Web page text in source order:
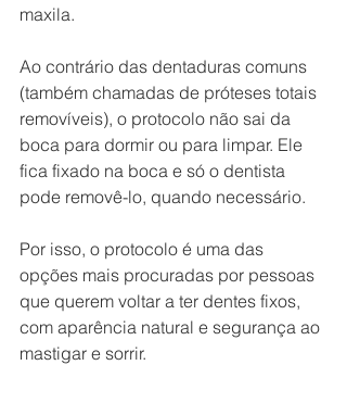
maxila.
Ao contrário das dentaduras comuns
(também chamadas de próteses totais
removíveis), o protocolo não sai da
boca para dormir ou para limpar. Ele
fica fixado na boca e só o dentista
pode removê-lo, quando necessário.
Por isso, o protocolo é uma das
opções mais procuradas por pessoas
que querem voltar a ter dentes fixos,
com aparência natural e segurança ao
mastigar e sorrir.